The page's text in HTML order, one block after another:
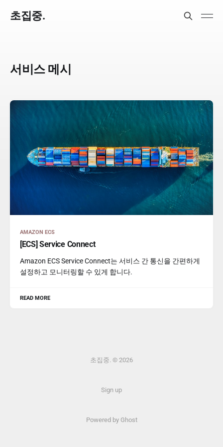
초집중.
서비스 메시
AMAZON ECS
[ECS] Service Connect
Amazon ECS Service Connect는 서비스 간 통신을 간편하게
설정하고 모니터링할 수 있게 합니다.
READ MORE
초집중. © 2026
Sign up
Powered by Ghost